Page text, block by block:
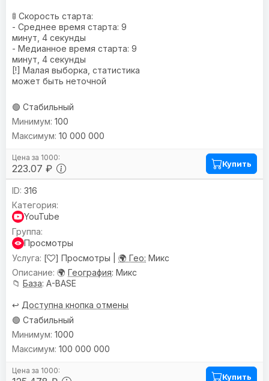
🚦 Скорость старта:
- Среднее время старта: 9
минут, 4 секунды
- Медианное время старта: 9
минут, 4 секунды
[!] Малая выборка, статистика
может быть неточной
🟢 Стабильный
223.07 ₽
100
10 000 000
Купить
316
YouTube
Просмотры
[
] Просмотры | 🌍 Гео: Микс
🌍 География: Микс
📁 База: A-BASE
↩️ Доступна кнопка отмены
🟢 Стабильный
1000
100 000 000
Купить